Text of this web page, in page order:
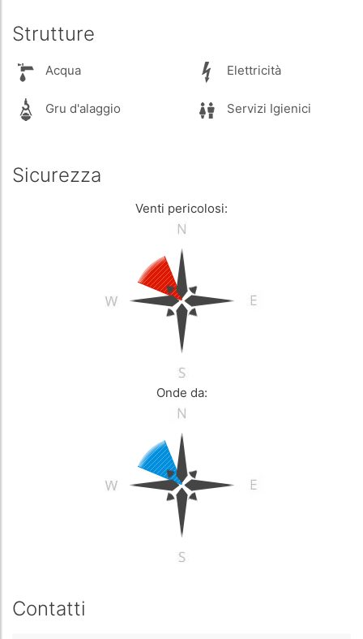
Strutture
Acqua Elettricità
Gru d'alaggio Servizi Igienici
Sicurezza
Venti pericolosi:
Onde da:
Contatti